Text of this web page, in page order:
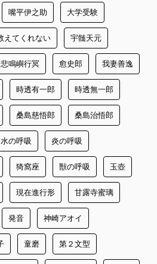
嘴平伊之助 大学受験
えてくれない 宇髄天元
悲鳴嶼行冥 愈史郎 我妻善逸
時透有一郎 時透無一郎
桑島慈悟郎 桑島治悟郎
水の呼吸 炎の呼吸
猗窩座 獣の呼吸 玉壺
現在進行形 甘露寺蜜璃
発音 神崎アオイ
童磨 第２文型